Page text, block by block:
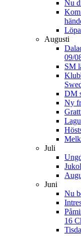
Nu
Kom
Augusti
09/
SM
DM
Ny
Juli
Juni
Nu
16